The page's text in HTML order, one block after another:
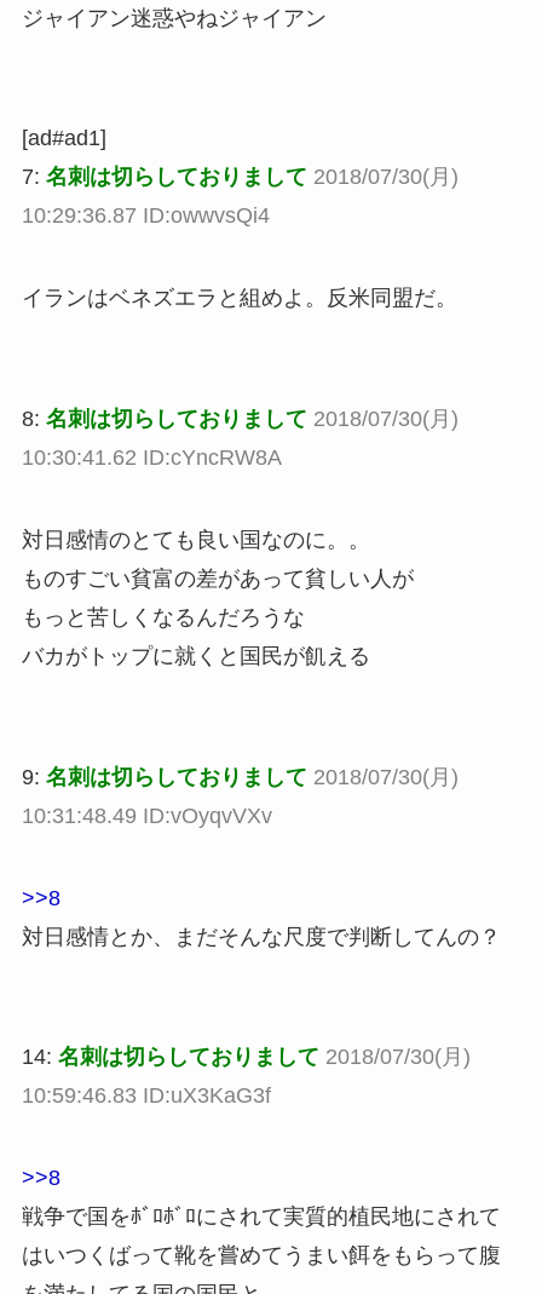
ジャイアン迷惑やねジャイアン
[ad#ad1]
7: 名刺は切らしておりまして 2018/07/30(月)
10:29:36.87 ID:owwvsQi4
イランはベネズエラと組めよ。反米同盟だ。
8: 名刺は切らしておりまして 2018/07/30(月)
10:30:41.62 ID:cYncRW8A
対日感情のとても良い国なのに。。
ものすごい貧富の差があって貧しい人が
もっと苦しくなるんだろうな
バカがトップに就くと国民が飢える
9: 名刺は切らしておりまして 2018/07/30(月)
10:31:48.49 ID:vOyqvVXv
>>8
対日感情とか、まだそんな尺度で判断してんの？
14: 名刺は切らしておりまして 2018/07/30(月)
10:59:46.83 ID:uX3KaG3f
>>8
戦争で国をﾎﾞﾛﾎﾞﾛにされて実質的植民地にされて
はいつくばって靴を嘗めてうまい餌をもらって腹